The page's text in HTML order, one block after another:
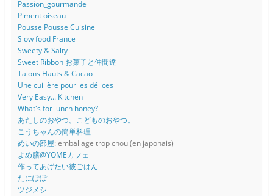
Passion_gourmande
Piment oiseau
Pousse Pousse Cuisine
Slow food France
Sweety & Salty
Sweet Ribbon お菓子と仲間達
Talons Hauts & Cacao
Une cuillère pour les délices
Very Easy... Kitchen
What's for lunch honey?
あたしのおやつ。こどものおやつ。
こうちゃんの簡単料理
めいの部屋: emballage trop chou (en japonais)
よめ膳@YOMEカフェ
作ってあげたい彼ごはん
たにぽぽ
ツジメシ